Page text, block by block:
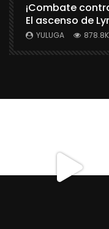
¡Combate
El ascenso de
YULUGA 878.8K